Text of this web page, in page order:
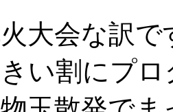
大会な訳で
い割にプ